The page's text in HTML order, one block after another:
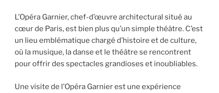
L’Opéra Garnier, chef-d’œuvre architectural situé au
cœur de Paris, est bien plus qu’un simple théâtre. C’est
un lieu emblématique chargé d’histoire et de culture,
où la musique, la danse et le théâtre se rencontrent
pour offrir des spectacles grandioses et inoubliables.
Une visite de l’Opéra Garnier est une expérience